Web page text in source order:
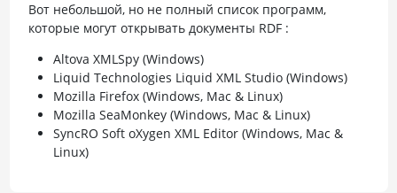
Вот небольшой, но не полный список программ,
которые могут открывать документы RDF :
Altova XMLSpy (Windows)
Liquid Technologies Liquid XML Studio (Windows)
Mozilla Firefox (Windows, Mac & Linux)
Mozilla SeaMonkey (Windows, Mac & Linux)
SyncRO Soft oXygen XML Editor (Windows, Mac &
Linux)